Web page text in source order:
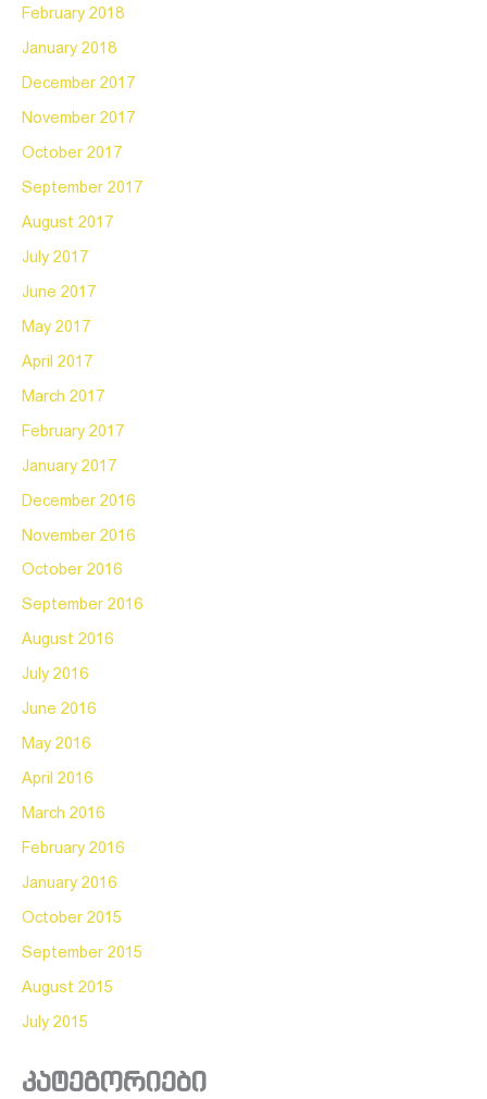
February 2018
January 2018
December 2017
November 2017
October 2017
September 2017
August 2017
July 2017
June 2017
May 2017
April 2017
March 2017
February 2017
January 2017
December 2016
November 2016
October 2016
September 2016
August 2016
July 2016
June 2016
May 2016
April 2016
March 2016
February 2016
January 2016
October 2015
September 2015
August 2015
July 2015
კატეგორიები